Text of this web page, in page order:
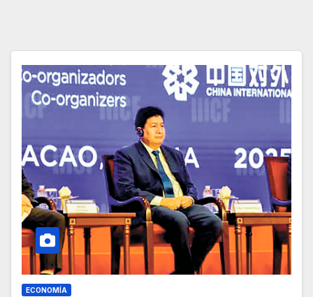
ECONOMÍA